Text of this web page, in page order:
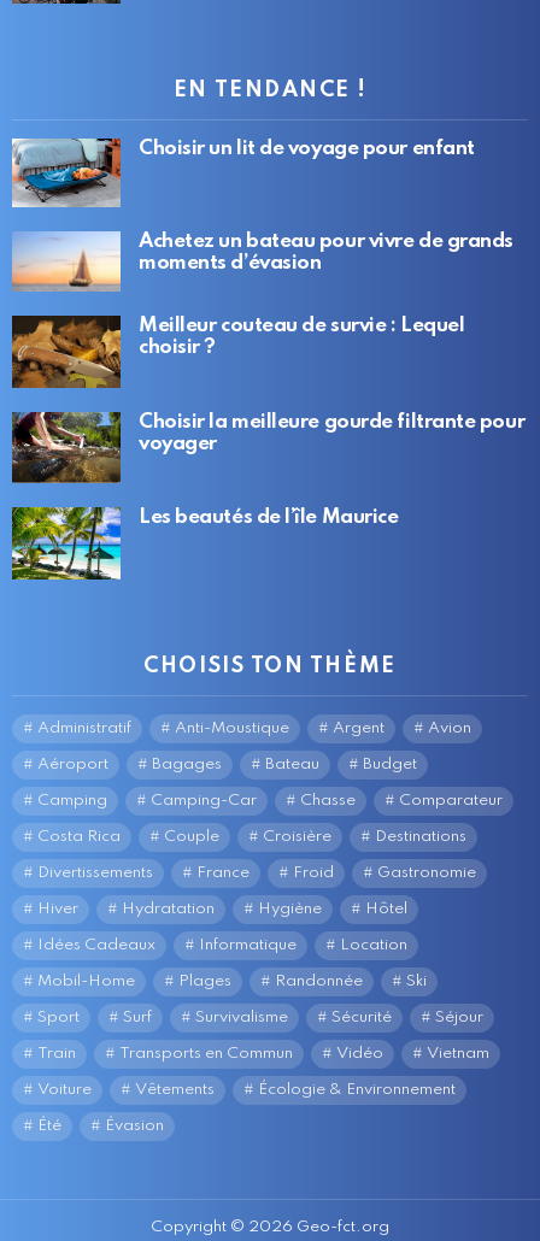
EN TENDANCE !
Choisir un lit de voyage pour enfant
Achetez un bateau pour vivre de grands
moments d’évasion
Meilleur couteau de survie : Lequel
choisir ?
Choisir la meilleure gourde filtrante pour
voyager
Les beautés de l’île Maurice
CHOISIS TON THÈME
Administratif Anti-Moustique Argent Avion
Aéroport Bagages Bateau Budget
Camping Camping-Car Chasse Comparateur
Costa Rica Couple Croisière Destinations
Divertissements France Froid Gastronomie
Hiver Hydratation Hygiène Hôtel
Idées Cadeaux Informatique Location
Mobil-Home Plages Randonnée Ski
Sport Surf Survivalisme Sécurité Séjour
Train Transports en Commun Vidéo Vietnam
Voiture Vêtements Écologie & Environnement
Été Évasion
Copyright © 2026 Geo-fct.org